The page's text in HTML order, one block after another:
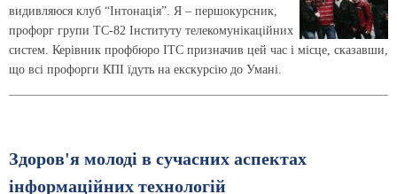
видивляюся клуб “Інтонація”. Я – першокурсник,
профорг групи ТС-82 Інституту телекомунікаційних
систем. Керівник профбюро ІТС призначив цей час і місце, сказавши,
що всі профорги КПІ їдуть на екскурсію до Умані.
Здоров'я молоді в сучасних аспектах
інформаційних технологій